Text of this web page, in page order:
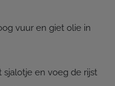
vuur en giet olie in
en voeg de rijst